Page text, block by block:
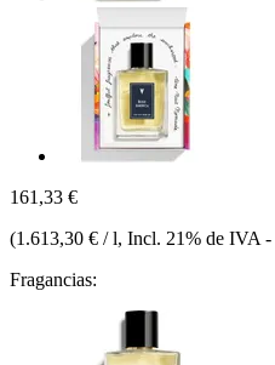
161,33 €
(1.613,30 € / l, Incl. 21% de IVA -
Fragancias: